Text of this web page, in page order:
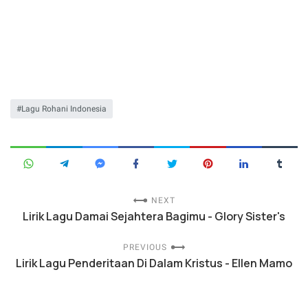
Lagu Rohani Indonesia
NEXT
Lirik Lagu Damai Sejahtera Bagimu - Glory Sister's
PREVIOUS
Lirik Lagu Penderitaan Di Dalam Kristus - Ellen Mamo